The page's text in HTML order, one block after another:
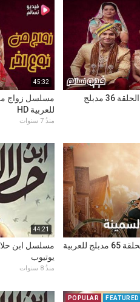
مسلسل زواج من نوع اخر الحلقة 36 مدبلج
45:32
للعربية HD
منذُ 7 سنوات
مسلسل زوجتي السمينة الحلقة 65 مدبلج للعربية
44:21
يوتيوب
منذُ 8 سنوات
POPULAR FEATURED